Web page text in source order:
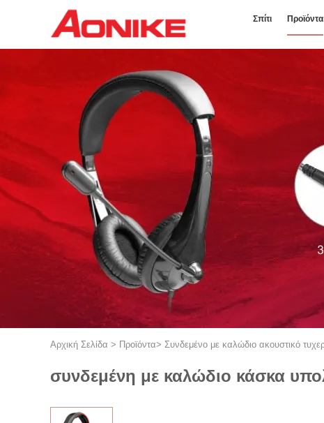
Σπίτι Προϊόντα
Αρχική Σελίδα > Προϊόντα> Συνδεμένο με καλώδιο ακουστικό
συνδεμένη με καλώδιο κάσκα